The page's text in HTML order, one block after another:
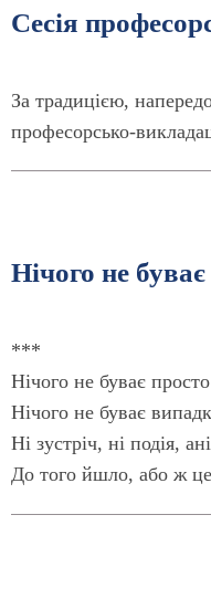
Сесія
За традицією,
професорсько-
Нічого не
***
Нічого не буває
Нічого не буває
Ні зустріч, ні подія,
До того йшло, або ж